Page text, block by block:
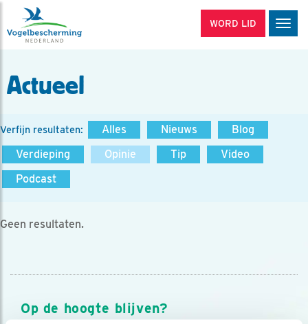
WORD LID
Actueel
Verfijn resultaten: Alles Nieuws
Blog
Verdieping
Opinie Tip
Video
Podcast
Geen resultaten.
Op de hoogte blijven?